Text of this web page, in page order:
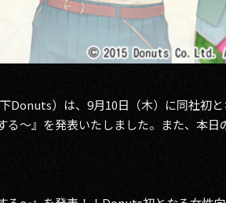
）は、9月10日（木）に同社初
～』を発表いたしました。また、本日